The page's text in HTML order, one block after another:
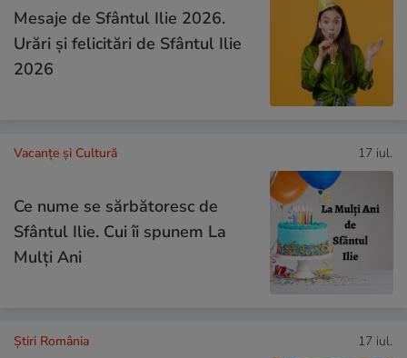
Mesaje de Sfântul Ilie 2026.
Urări și felicitări de Sfântul Ilie
2026
Vacanțe și Cultură 17 iul.
Ce nume se sărbătoresc de
Sfântul Ilie. Cui îi spunem La
Mulți Ani
Știri România 17 iul.